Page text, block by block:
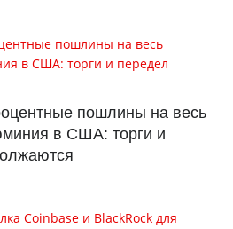
пошлины на весь
в США: торги и